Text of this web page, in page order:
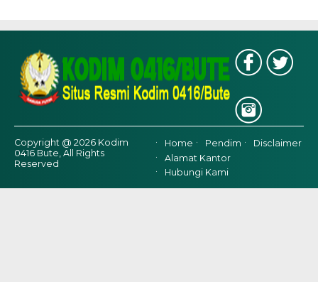
Copyright @ 2026 Kodim
0416 Bute, All Rights
Reserved
Home Pendim
Disclaimer
Alamat Kantor
Hubungi Kami